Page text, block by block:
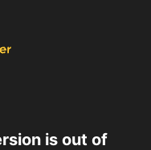
is out of